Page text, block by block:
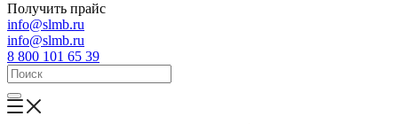
Получить прайс
info@slmb.ru
info@slmb.ru
8 800 101 65 39